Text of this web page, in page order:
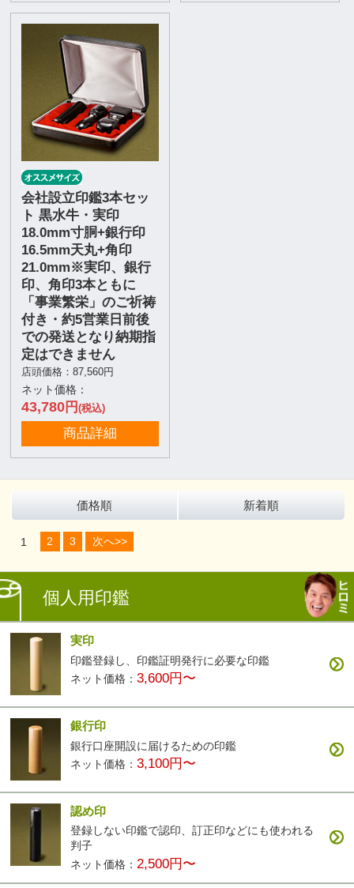
会社設立印鑑3本セッ
ト 黒水牛・実印
18.0mm寸胴+銀行印
16.5mm天丸+角印
21.0mm※実印、銀行
印、角印3本ともに
「事業繁栄」のご祈祷
付き・約5営業日前後
での発送となり納期指
定はできません
店頭価格：87,560円
ネット価格：
43,780円(税込)
商品詳細
価格順 新着順
1 2 3 次へ>>
個人用印鑑
実印
印鑑登録し、印鑑証明発行に必要な印鑑
ネット価格：3,600円〜
銀行印
銀行口座開設に届けるための印鑑
ネット価格：3,100円〜
認め印
登録しない印鑑で認印、訂正印などにも使われる
判子
ネット価格： 2,500円〜